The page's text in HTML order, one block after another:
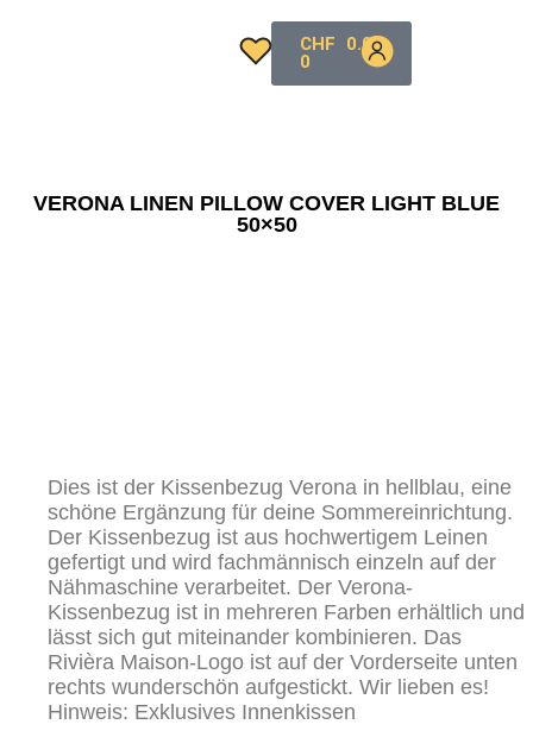
CHF
0.00
0
VERONA LINEN PILLOW COVER LIGHT BLUE
50×50
Dies ist der Kissenbezug Verona in hellblau, eine
schöne Ergänzung für deine Sommereinrichtung.
Der Kissenbezug ist aus hochwertigem Leinen
gefertigt und wird fachmännisch einzeln auf der
Nähmaschine verarbeitet. Der Verona-
Kissenbezug ist in mehreren Farben erhältlich und
lässt sich gut miteinander kombinieren. Das
Rivièra Maison-Logo ist auf der Vorderseite unten
rechts wunderschön aufgestickt. Wir lieben es!
Hinweis: Exklusives Innenkissen